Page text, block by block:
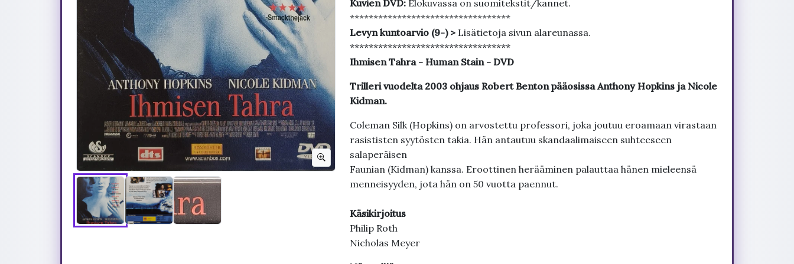
Kuvien DVD: Elokuvassa on suomitekstit/kannet.
**********************************
Levyn kuntoarvio (9-) > Lisätietoja sivun alareunassa.
**********************************
Ihmisen Tahra - Human Stain - DVD
Trilleri vuodelta 2003 ohjaus Robert Benton pääosissa Anthony Hopkins ja Nicole
Kidman.
Coleman Silk (Hopkins) on arvostettu professori, joka joutuu eroamaan virastaan
rasististen syytösten takia. Hän antautuu skandaalimaiseen suhteeseen
salaperäisen
Faunian (Kidman) kanssa. Eroottinen herääminen palauttaa hänen mieleensä
menneisyyden, jota hän on 50 vuotta paennut.
Käsikirjoitus
Philip Roth
Nicholas Meyer